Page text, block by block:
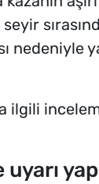
nedeniyle
ilgili